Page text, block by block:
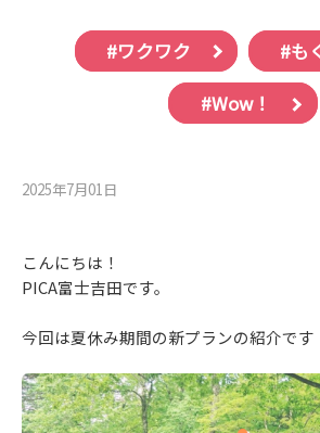
#ワクワク #も
#Wow！
2025年7月01⽇
こんにちは！
PICA富士吉田です。
今回は夏休み期間の新プランの紹介です